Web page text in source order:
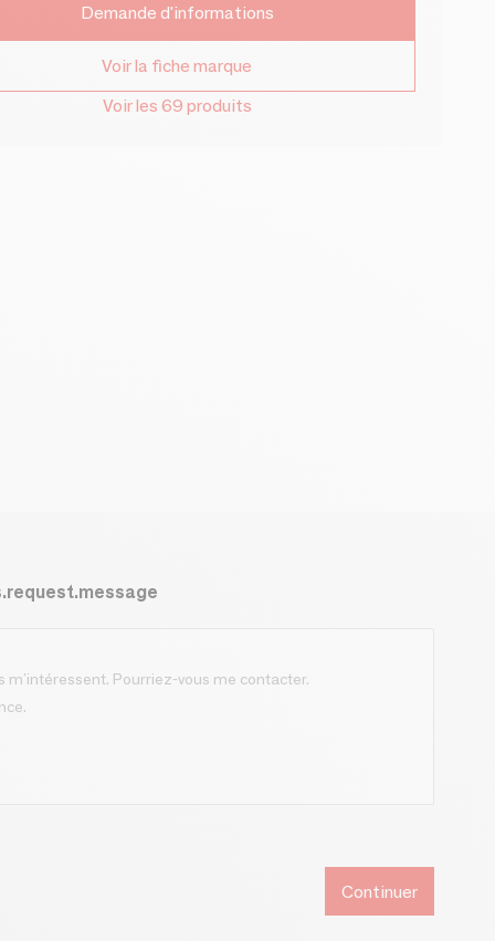
Demande d'informations
Voir la fiche marque
Voir les 69 produits
Continuer